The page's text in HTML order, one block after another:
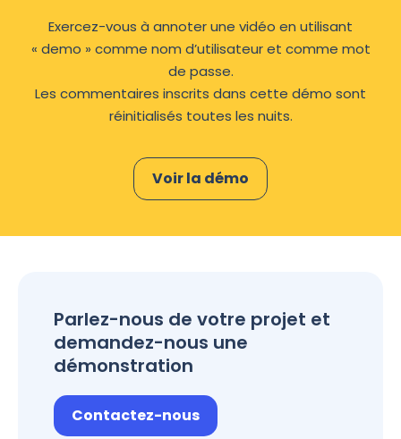
Exercez-vous à annoter une vidéo en utilisant
« demo » comme nom d’utilisateur et comme mot
de passe.
Les commentaires inscrits dans cette démo sont
réinitialisés toutes les nuits.
Voir la démo
Parlez-nous de votre projet et
demandez-nous une
démonstration
Contactez-nous